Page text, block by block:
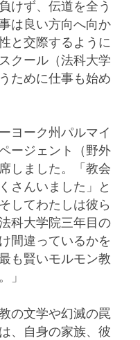
けず、伝道を全う
は良い方向へ向か
と交際するように
クール（法科大学
ために仕事も始め
ヨーク州パルマイ
ージェント（野外
しました。「教会
さんいました」と
してわたしは彼ら
科大学院三年目の
間違っているかを
も賢いモルモン教
」
の文学や幻滅の罠
、自身の家族、彼